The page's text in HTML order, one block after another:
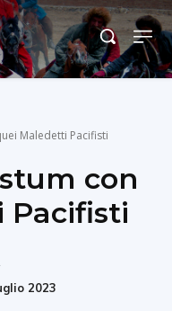
Maledetti Pacifisti
con
Pacifisti
2023